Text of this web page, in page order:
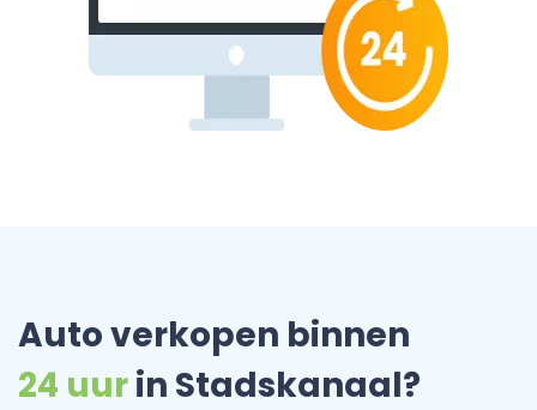
Auto verkopen binnen
24 uurin Stadskanaal?